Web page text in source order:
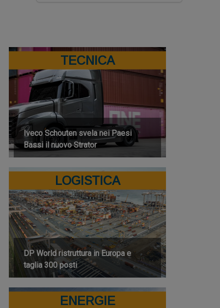
TECNICA
Iveco Schouten svela nei Paesi
Bassi il nuovo Strator
LOGISTICA
DP World ristruttura in Europa e
taglia 300 posti
ENERGIE